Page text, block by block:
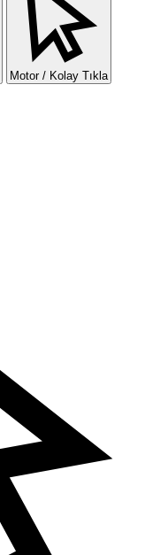
Motor / Kolay Tıkla